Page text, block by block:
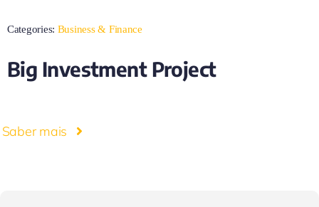
Categories: Business & Finance
Big Investment Project
Saber mais